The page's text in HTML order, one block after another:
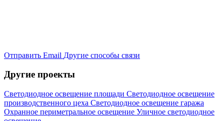
Отправить Email Другие способы связи
Другие проекты
Светодиодное освещение площади Светодиодное освещение
производственного цеха Светодиодное освещение гаража
Охранное периметральное освещение Уличное светодиодное